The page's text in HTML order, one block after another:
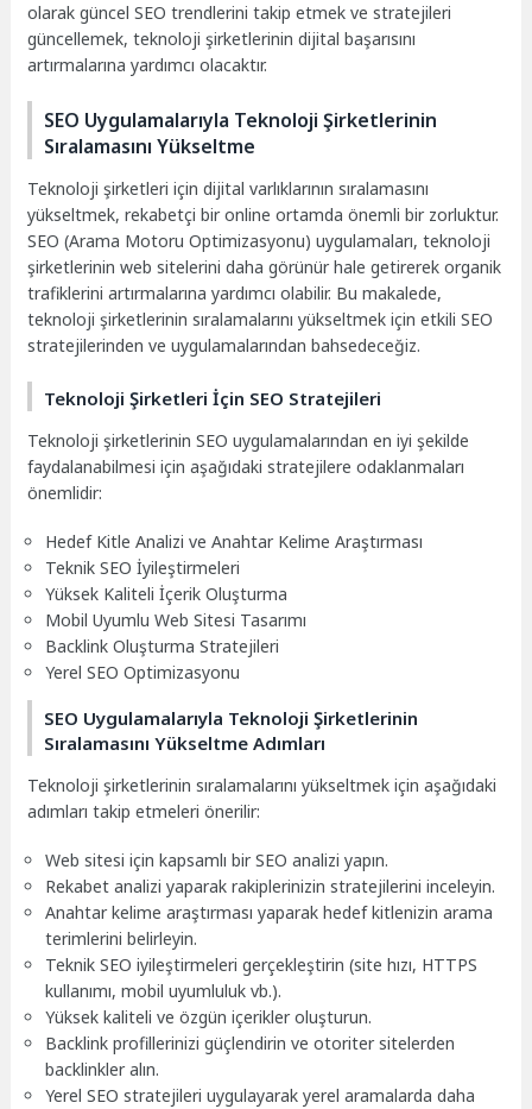
olarak güncel SEO trendlerini takip etmek ve stratejileri
güncellemek, teknoloji şirketlerinin dijital başarısını
artırmalarına yardımcı olacaktır.
SEO Uygulamalarıyla Teknoloji Şirketlerinin
Sıralamasını Yükseltme
Teknoloji şirketleri için dijital varlıklarının sıralamasını
yükseltmek, rekabetçi bir online ortamda önemli bir zorluktur.
SEO (Arama Motoru Optimizasyonu) uygulamaları, teknoloji
şirketlerinin web sitelerini daha görünür hale getirerek organik
trafiklerini artırmalarına yardımcı olabilir. Bu makalede,
teknoloji şirketlerinin sıralamalarını yükseltmek için etkili SEO
stratejilerinden ve uygulamalarından bahsedeceğiz.
Teknoloji Şirketleri İçin SEO Stratejileri
Teknoloji şirketlerinin SEO uygulamalarından en iyi şekilde
faydalanabilmesi için aşağıdaki stratejilere odaklanmaları
önemlidir:
Hedef Kitle Analizi ve Anahtar Kelime Araştırması
Teknik SEO İyileştirmeleri
Yüksek Kaliteli İçerik Oluşturma
Mobil Uyumlu Web Sitesi Tasarımı
Backlink Oluşturma Stratejileri
Yerel SEO Optimizasyonu
SEO Uygulamalarıyla Teknoloji Şirketlerinin
Sıralamasını Yükseltme Adımları
Teknoloji şirketlerinin sıralamalarını yükseltmek için aşağıdaki
adımları takip etmeleri önerilir:
Web sitesi için kapsamlı bir SEO analizi yapın.
Rekabet analizi yaparak rakiplerinizin stratejilerini inceleyin.
Anahtar kelime araştırması yaparak hedef kitlenizin arama
terimlerini belirleyin.
Teknik SEO iyileştirmeleri gerçekleştirin (site hızı, HTTPS
kullanımı, mobil uyumluluk vb.).
Yüksek kaliteli ve özgün içerikler oluşturun.
Backlink profillerinizi güçlendirin ve otoriter sitelerden
backlinkler alın.
Yerel SEO stratejileri uygulayarak yerel aramalarda daha